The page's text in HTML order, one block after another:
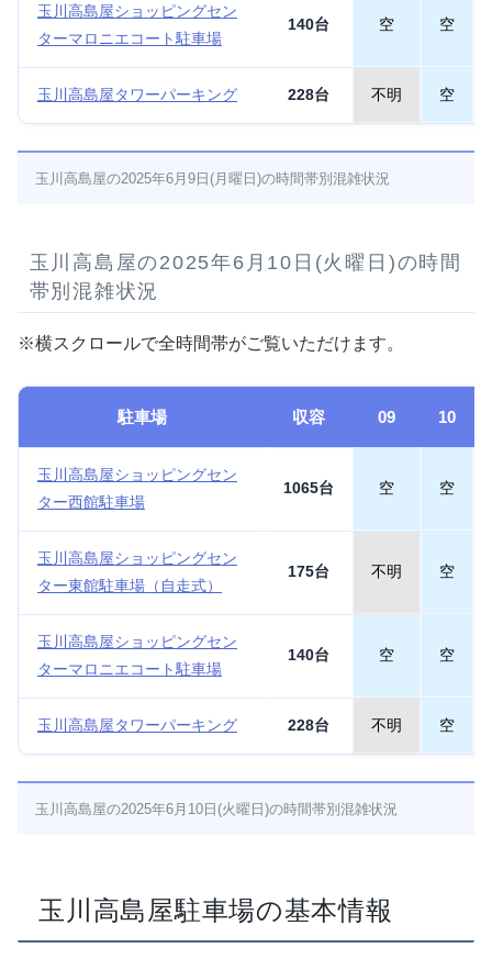
玉川高島屋ショッピングセン
ターマロニエコート駐車場
140台 空 空
玉川高島屋タワーパーキング 228台 不明 空
玉川高島屋の2025年6月9日(月曜日)の時間帯別混雑状況
玉川高島屋の2025年6月10日(火曜日)の時間
帯別混雑状況
※横スクロールで全時間帯がご覧いただけます。
駐車場 収容 09 10
玉川高島屋ショッピングセン
ター西館駐車場
1065台 空 空
玉川高島屋ショッピングセン
ター東館駐車場（自走式）
175台 不明 空
玉川高島屋ショッピングセン
ターマロニエコート駐車場
140台 空 空
玉川高島屋タワーパーキング 228台 不明 空
玉川高島屋の2025年6月10日(火曜日)の時間帯別混雑状況
玉川高島屋駐車場の基本情報